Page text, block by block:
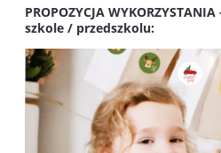
PROPOZYCJA
szkole / przedszkolu: